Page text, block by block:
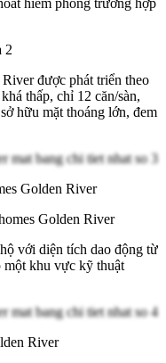
hiểm phòng trường hợp
2
được phát triển theo
thấp, chỉ 12 căn/sàn,
hữu mặt thoáng lớn, đem
Golden River
Golden River
với diện tích dao động từ
một khu vực kỹ thuật
River